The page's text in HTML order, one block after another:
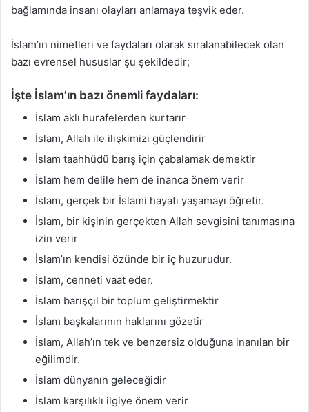
bağlamında insanı olayları anlamaya teşvik eder.
İslam’ın nimetleri ve faydaları olarak sıralanabilecek olan
bazı evrensel hususlar şu şekildedir;
İşte İslam’ın bazı önemli faydaları:
İslam aklı hurafelerden kurtarır
İslam, Allah ile ilişkimizi güçlendirir
İslam taahhüdü barış için çabalamak demektir
İslam hem delile hem de inanca önem verir
İslam, gerçek bir İslami hayatı yaşamayı öğretir.
İslam, bir kişinin gerçekten Allah sevgisini tanımasına
izin verir
İslam’ın kendisi özünde bir iç huzurudur.
İslam, cenneti vaat eder.
İslam barışçıl bir toplum geliştirmektir
İslam başkalarının haklarını gözetir
İslam, Allah’ın tek ve benzersiz olduğuna inanılan bir
eğilimdir.
İslam dünyanın geleceğidir
İslam karşılıklı ilgiye önem verir